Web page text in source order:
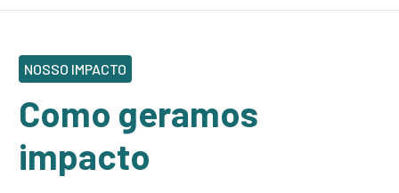
NOSSO IMPACTO
Como geramos
impacto